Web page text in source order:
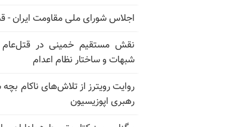
اجلاس شورای ملی مقاومت
شبهات و ساختار نظام اعدام
روایت رویترز از تلاش‌های ناکام
رهبری اپوزیسیون